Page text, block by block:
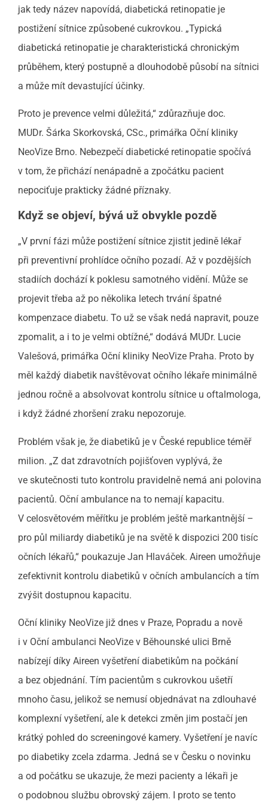
jak tedy název napovídá, diabetická retinopatie je
postižení sítnice způsobené cukrovkou. „Typická
diabetická retinopatie je charakteristická chronickým
průběhem, který postupně a dlouhodobě působí na sítnici
a může mít devastující účinky.
Proto je prevence velmi důležitá,“ zdůrazňuje doc.
MUDr. Šárka Skorkovská, CSc., primářka Oční kliniky
NeoVize Brno. Nebezpečí diabetické retinopatie spočívá
v tom, že přichází nenápadně a zpočátku pacient
nepociťuje prakticky žádné příznaky.
Když se objeví, bývá už obvykle pozdě
„V první fázi může postižení sítnice zjistit jedině lékař
při preventivní prohlídce očního pozadí. Až v pozdějších
stadiích dochází k poklesu samotného vidění. Může se
projevit třeba až po několika letech trvání špatné
kompenzace diabetu. To už se však nedá napravit, pouze
zpomalit, a i to je velmi obtížné,“ dodává MUDr. Lucie
Valešová, primářka Oční kliniky NeoVize Praha. Proto by
měl každý diabetik navštěvovat očního lékaře minimálně
jednou ročně a absolvovat kontrolu sítnice u oftalmologa,
i když žádné zhoršení zraku nepozoruje.
Problém však je, že diabetiků je v České republice téměř
milion. „Z dat zdravotních pojišťoven vyplývá, že
ve skutečnosti tuto kontrolu pravidelně nemá ani polovina
pacientů. Oční ambulance na to nemají kapacitu.
V celosvětovém měřítku je problém ještě markantnější –
pro půl miliardy diabetiků je na světě k dispozici 200 tisíc
očních lékařů,“ poukazuje Jan Hlaváček. Aireen umožňuje
zefektivnit kontrolu diabetiků v očních ambulancích a tím
zvýšit dostupnou kapacitu.
Oční kliniky NeoVize již dnes v Praze, Popradu a nově
i v Oční ambulanci NeoVize v Běhounské ulici Brně
nabízejí díky Aireen vyšetření diabetikům na počkání
a bez objednání. Tím pacientům s cukrovkou ušetří
mnoho času, jelikož se nemusí objednávat na zdlouhavé
komplexní vyšetření, ale k detekci změn jim postačí jen
krátký pohled do screeningové kamery. Vyšetření je navíc
po diabetiky zcela zdarma. Jedná se v Česku o novinku
a od počátku se ukazuje, že mezi pacienty a lékaři je
o podobnou službu obrovský zájem. I proto se tento